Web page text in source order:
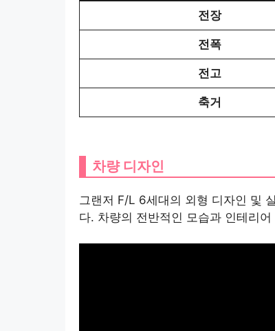
전장
전폭
전고
축거
차량 디자인
그랜저 F/L 6세대의 외형 디자인 및
다. 차량의 전반적인 모습과 인테리